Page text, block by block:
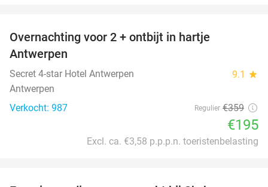
Overnachting voor 2 + ontbijt in hartje
Antwerpen
Secret 4-star Hotel Antwerpen 9.1 star
Antwerpen
Verkocht: 987
Regulier €359
€195
Excl. ca. €3,58 p.p.p.n. toeristenbelasting